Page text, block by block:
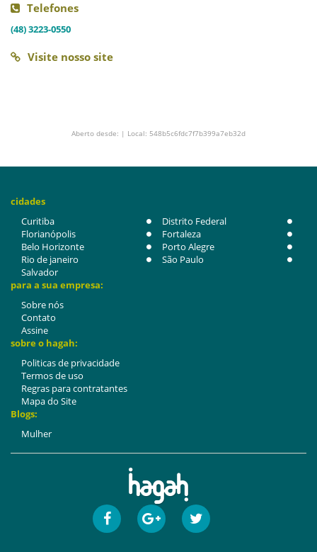
Telefones
(48) 3223-0550
Visite nosso site
Aberto desde: | Local: 548b5c6fdc7f7b399a7eb32d
cidades
Curitiba
Distrito Federal
Florianópolis
Fortaleza
Belo Horizonte
Porto Alegre
Rio de janeiro
São Paulo
Salvador
para a sua empresa:
Sobre nós
Contato
Assine
sobre o hagah:
Politicas de privacidade
Termos de uso
Regras para contratantes
Mapa do Site
Blogs:
Mulher